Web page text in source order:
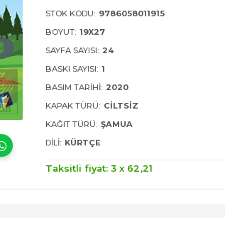
STOK KODU: 9786058011915
BOYUT: 19X27
SAYFA SAYISI: 24
BASKI SAYISI: 1
BASIM TARIHI: 2020
KAPAK TÜRÜ: CILTSIZ
KAĞIT TÜRÜ: ŞAMUA
DILI: KÜRTÇE
Taksitli fiyat: 3 x 62 ,21